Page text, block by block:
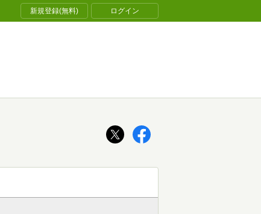
新規登録(無料) ログイン